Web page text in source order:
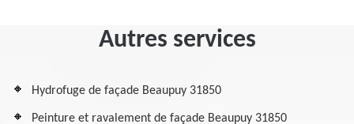
Autres services
Hydrofuge de façade Beaupuy 31850
Peinture et ravalement de façade Beaupuy 31850